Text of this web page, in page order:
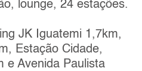
lounge, 24 estações.
JK Iguatemi 1,7km,
Estação Cidade,
e Avenida Paulista